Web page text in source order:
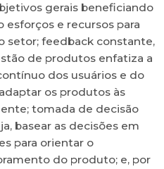
gerais beneficiando
esforços e recursos para
setor; feedback constante,
de produtos enfatiza a
dos usuários e do
os produtos às
tomada de decisão
basear as decisões em
para orientar o
do produto; e, por